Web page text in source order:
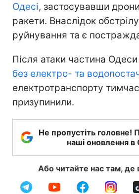
Одесі, застосувавши дрони
ракети. Внаслідок
руйнування та є
Після атаки частина Одеси
без електро- та
електротранспорту
призупинили.
Не пропустіть головне!
наші оновлення в
Або читайте нас там, де